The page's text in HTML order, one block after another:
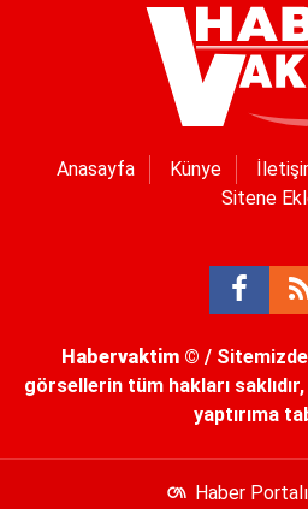
Anasayfa Künye
Sitene
Habervaktim © /
görsellerin tüm hakları
yaptırıma
Haber Portalı